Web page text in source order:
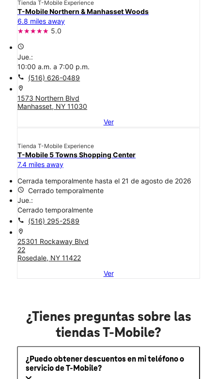
Tienda T-Mobile Experience
T-Mobile Northern & Manhasset Woods
6.8 miles away
5.0
access_time
Jue.:
10:00 a.m. a 7:00 p.m.
call (516) 626-0489
location_on
1573 Northern Blvd
Manhasset, NY 11030
Ver
Tienda T-Mobile Experience
T-Mobile 5 Towns Shopping Center
7.4 miles away
Cerrada temporalmente hasta el 21 de agosto de 2026
access_time
Cerrado temporalmente
Jue.:
Cerrado temporalmente
call (516) 295-2589
location_on
25301 Rockaway Blvd
22
Rosedale, NY 11422
Ver
¿Tienes preguntas sobre las
tiendas T-Mobile?
¿Puedo obtener descuentos en mi teléfono o
servicio de T-Mobile?